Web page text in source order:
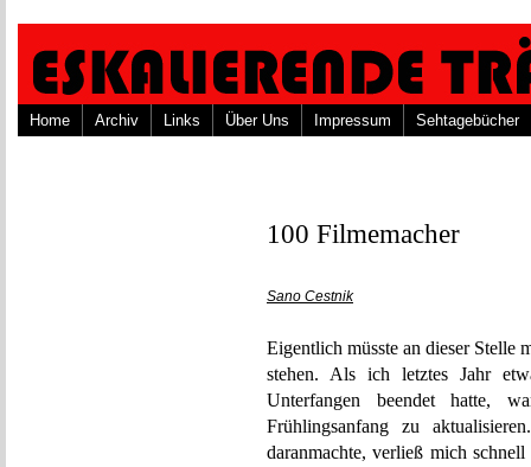
Home Archiv Links Über Uns Impressum Sehtagebücher
100 Filmemacher
Sano Cestnik
Eigentlich müsste an dieser Stelle
stehen. Als ich letztes Jahr
Unterfangen beendet hatte,
Frühlingsanfang zu
daranmachte, verließ mich